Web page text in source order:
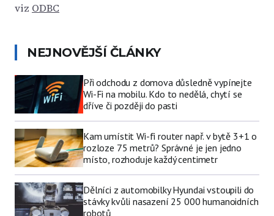
viz ODBC
NEJNOVĚJŠÍ ČLÁNKY
Při odchodu z domova důsledně vypínejte
Wi-Fi na mobilu. Kdo to nedělá, chytí se
dříve či později do pasti
Kam umístit Wi-fi router např. v bytě 3+1 o
rozloze 75 metrů? Správné je jen jedno
místo, rozhoduje každý centimetr
Dělníci z automobilky Hyundai vstoupili do
stávky kvůli nasazení 25 000 humanoidních
robotů